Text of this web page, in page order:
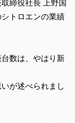
締役社長 上野国
トロエンの業績
数は、やはり新
が述べられまし